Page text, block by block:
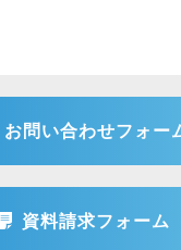
お問い合わせフォー
資料請求フォーム